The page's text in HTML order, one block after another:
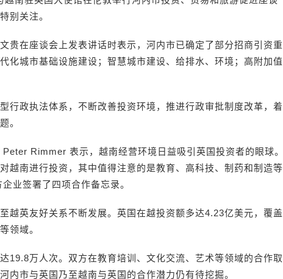
别关注。
贵在座谈会上发表讲话时表示，河内市已确定了部分招商引资重
化城市基础设施建设；智慧城市建设、给排水、环境；高附加值
行政执法体系，不断改善投资环境，推进行政审批制度改革，着
。
Rimmer 表示，越南经营环境日益吸引英国投资者的眼球。
越南进行投资，其中值得注意的是教育、高科技、制药和制造等
业签署了四项合作备忘录。
越英友好关系不断发展。英国在越投资额多达4.23亿美元，覆盖
领域。
19.8万人次。双方在教育培训、文化交流、艺术等领域的合作取
内市与英国乃至越南与英国的合作潜力仍有待挖掘。